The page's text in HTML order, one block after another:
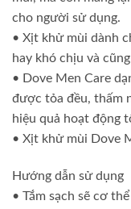
cho người sử dụng.
• Xịt khử mùi dành
hay khó chịu và
• Dove Men Care
được tỏa đều, thấm
hiệu quả hoạt động
• Xịt khử mùi Dove
Hướng dẫn sử dụng
• Tắm sạch sẽ cơ